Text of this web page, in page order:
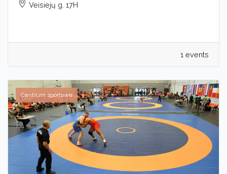
Veisiejų g. 17H
1 events
Centrum sportowe